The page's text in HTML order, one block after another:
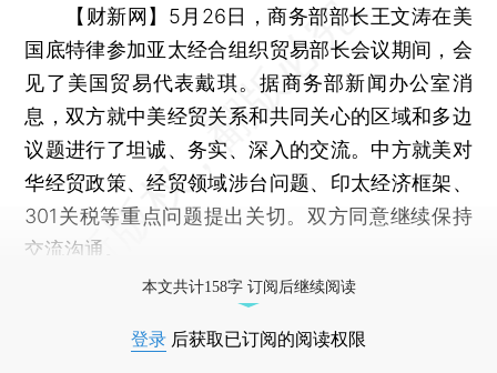
【财新网】 5月26日，商务部部长王文涛在美
国底特律参加亚太经合组织贸易部长会议期间，会
见了美国贸易代表戴琪。据商务部新闻办公室消
息，双方就中美经贸关系和共同关心的区域和多边
议题进行了坦诚、务实、深入的交流。中方就美对
华经贸政策、经贸领域涉台问题、印太经济框架、
301关税等重点问题提出关切。双方同意继续保持
交流沟通。
本文共计158字 订阅后继续阅读
登录 后获取已订阅的阅读权限